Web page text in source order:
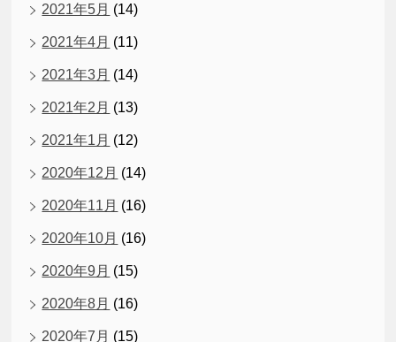
2021年5月 (14)
2021年4月 (11)
2021年3月 (14)
2021年2月 (13)
2021年1月 (12)
2020年12月 (14)
2020年11月 (16)
2020年10月 (16)
2020年9月 (15)
2020年8月 (16)
2020年7月 (15)